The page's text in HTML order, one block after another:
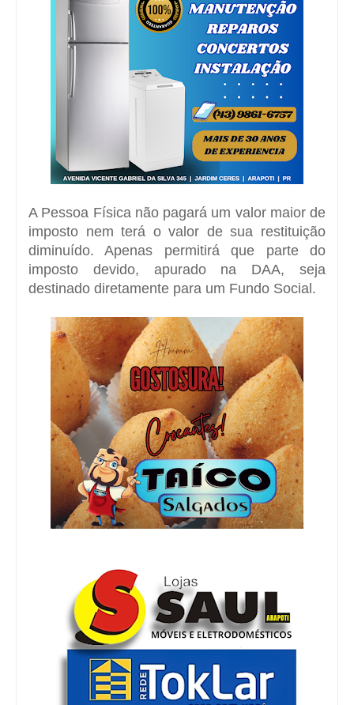
A Pessoa Física não pagará um valor maior de
imposto nem terá o valor de sua restituição
diminuído. Apenas permitirá que parte do
imposto devido, apurado na DAA, seja
destinado diretamente para um Fundo Social.